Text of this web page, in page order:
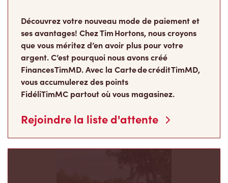
Découvrez votre nouveau mode de paiement et
ses avantages! Chez Tim Hortons, nous croyons
que vous méritez d’en avoir plus pour votre
argent. C’est pourquoi nous avons créé
Finances TimMD. Avec la Carte de crédit TimMD,
vous accumulerez des points
FidéliTimMC partout où vous magasinez.
Rejoindre la liste d'attente